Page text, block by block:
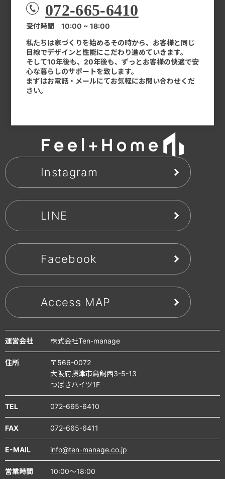
072-665-6410
受付時間｜10:00 ~ 18:00
私たちは家づくりを始めるその時から、お客様と同じ
目線でデザインと性能にこだわり進めていきます。
そして10年後も、20年後も、ずっとお客様の快適で安
心な暮らしのサポートを致します。
まずはお電話・メールにてお気軽にお問い合わせくだ
さい。
Instagram
LINE
Facebook
Access MAP
運営会社 株式会社Ten-manage
住所
〒566-0072
大阪府摂津市鳥飼西3-5-13
つばさハイツ1F
TEL 072-665-6410
FAX 072-665-6411
E-MAIL info@ten-manage.co.jp
営業時間 10:00～18:00